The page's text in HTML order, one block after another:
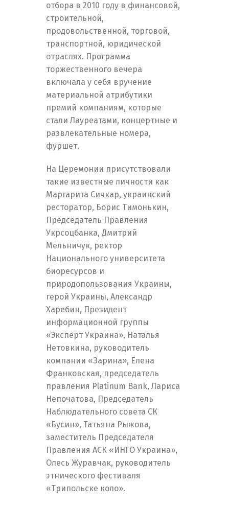
отбора в 2010 году в финансовой,
строительной,
продовольственной, торговой,
транспортной, юридической
отраслях. Программа
торжественного вечера
включала у себя вручение
материальной атрибутики
премий компаниям, которые
стали Лауреатами, концертные и
развлекательные номера,
фуршет.
На Церемонии присутствовали
такие известные личности как
Маргарита Сичкар, украинский
ресторатор, Борис Тимонькин,
Председатель Правления
Укрсоцбанка, Дмитрий
Мельничук, ректор
Национального университета
биоресурсов и
природопользования Украины,
герой Украины, Александр
Харебин, Президент
информационной группы
«Эксперт Украина», Наталья
Нетовкина, руководитель
компании «Зарина», Елена
Франковская, председатель
правления Platinum Bank, Лариса
Непочатова, Председатель
Наблюдательного совета СК
«Бусин», Татьяна Рыжова,
заместитель Председателя
Правления АСК «ИНГО Украина»,
Олесь Журавчак, руководитель
этнического фестиваля
«Трипольске коло».
Switch The Language
English Українська